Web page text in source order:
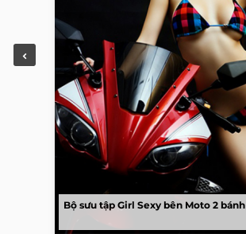
Bộ sưu tập Girl Sexy bên Moto 2 bánh